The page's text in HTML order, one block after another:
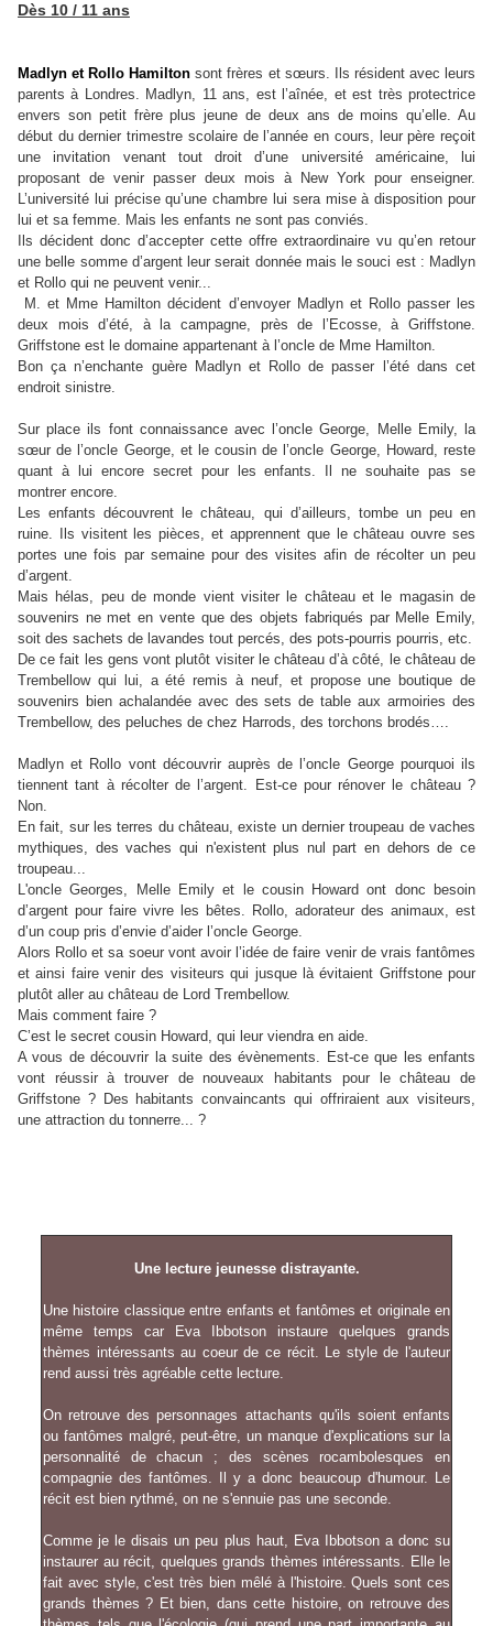
Dès 10 / 11 ans
Madlyn et Rollo Hamilton sont frères et sœurs. Ils résident avec leurs
parents à Londres. Madlyn, 11 ans, est l’aînée, et est très protectrice
envers son petit frère plus jeune de deux ans de moins qu’elle. Au
début du dernier trimestre scolaire de l’année en cours, leur père reçoit
une invitation venant tout droit d’une université américaine, lui
proposant de venir passer deux mois à New York pour enseigner.
L’université lui précise qu’une chambre lui sera mise à disposition pour
lui et sa femme. Mais les enfants ne sont pas conviés.
Ils décident donc d’accepter cette offre extraordinaire vu qu’en retour
une belle somme d’argent leur serait donnée mais le souci est : Madlyn
et Rollo qui ne peuvent venir...
M. et Mme Hamilton décident d’envoyer Madlyn et Rollo passer les
deux mois d’été, à la campagne, près de l’Ecosse, à Griffstone.
Griffstone est le domaine appartenant à l’oncle de Mme Hamilton.
Bon ça n’enchante guère Madlyn et Rollo de passer l’été dans cet
endroit sinistre.
Sur place ils font connaissance avec l’oncle George, Melle Emily, la
sœur de l’oncle George, et le cousin de l’oncle George, Howard, reste
quant à lui encore secret pour les enfants. Il ne souhaite pas se
montrer encore.
Les enfants découvrent le château, qui d’ailleurs, tombe un peu en
ruine. Ils visitent les pièces, et apprennent que le château ouvre ses
portes une fois par semaine pour des visites afin de récolter un peu
d’argent.
Mais hélas, peu de monde vient visiter le château et le magasin de
souvenirs ne met en vente que des objets fabriqués par Melle Emily,
soit des sachets de lavandes tout percés, des pots-pourris pourris, etc.
De ce fait les gens vont plutôt visiter le château d’à côté, le château de
Trembellow qui lui, a été remis à neuf, et propose une boutique de
souvenirs bien achalandée avec des sets de table aux armoiries des
Trembellow, des peluches de chez Harrods, des torchons brodés….
Madlyn et Rollo vont découvrir auprès de l’oncle George pourquoi ils
tiennent tant à récolter de l’argent. Est-ce pour rénover le château ?
Non.
En fait, sur les terres du château, existe un dernier troupeau de vaches
mythiques, des vaches qui n'existent plus nul part en dehors de ce
troupeau...
L'oncle Georges, Melle Emily et le cousin Howard ont donc besoin
d’argent pour faire vivre les bêtes. Rollo, adorateur des animaux, est
d’un coup pris d’envie d’aider l’oncle George.
Alors Rollo et sa soeur vont avoir l’idée de faire venir de vrais fantômes
et ainsi faire venir des visiteurs qui jusque là évitaient Griffstone pour
plutôt aller au château de Lord Trembellow.
Mais comment faire ?
C’est le secret cousin Howard, qui leur viendra en aide.
A vous de découvrir la suite des évènements. Est-ce que les enfants
vont réussir à trouver de nouveaux habitants pour le château de
Griffstone ? Des habitants convaincants qui offriraient aux visiteurs,
une attraction du tonnerre... ?
Une lecture jeunesse distrayante.
Une histoire classique entre enfants et fantômes et originale en
même temps car Eva Ibbotson instaure quelques grands
thèmes intéressants au coeur de ce récit. Le style de l'auteur
rend aussi très agréable cette lecture.
On retrouve des personnages attachants qu'ils soient enfants
ou fantômes malgré, peut-être, un manque d'explications sur la
personnalité de chacun ; des scènes rocambolesques en
compagnie des fantômes. Il y a donc beaucoup d'humour. Le
récit est bien rythmé, on ne s'ennuie pas une seconde.
Comme je le disais un peu plus haut, Eva Ibbotson a donc su
instaurer au récit, quelques grands thèmes intéressants. Elle le
fait avec style, c'est très bien mêlé à l'histoire. Quels sont ces
grands thèmes ? Et bien, dans cette histoire, on retrouve des